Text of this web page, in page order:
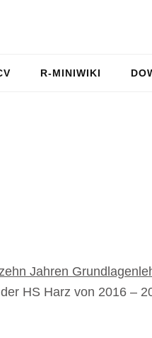
R-MINIWIKI
Jahren
HS Harz von 2016 –